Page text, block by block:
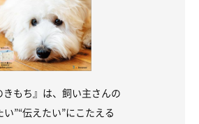
きもち』は、飼い主さんの
い”“伝えたい”にこたえる